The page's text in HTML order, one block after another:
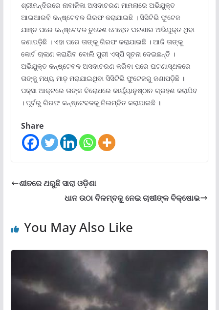
ଶ୍ରୀମନ୍ଦିରରେ ନାବାଳିକା ଅସଦାଚରଣ ମାମଲାରେ ଅଭିଯୁକ୍ତ
ଆଇଆରବି କନ୍ଷ୍ଟେବଳ ଗିରଫ କରାଯାଇଛି । ସିସିଟିଭି ଫୁଟେଜ
ଯାଞ୍ଚ ପରେ କନ୍ଷ୍ଟେବଳ ଚୁକେଶ ମେହେନ ଘଟଣାର ଅଭିଯୁକ୍ତ ଥିବା
ଜଣାପଡ଼ିଛି । ଏହା ପରେ ତାଙ୍କୁ ଗିରଫ କରାଯାଇଛି । ଆଜି ତାଙ୍କୁ
କୋର୍ଟ ଚାଲାଣ କରାଯିବ ବୋଲି ପୁରୀ ଏସ୍ପି ସୂଚନା ଦେଇଛନ୍ତି ।
ଅଭିଯୁକ୍ତ କନ୍ଷ୍ଟେବଳ ଅସଦାଚରଣ କରିବା ପରେ ଘଟଣାସ୍ଥଳରେ
ତାଙ୍କୁ ମଧ୍ୟ ମାଡ଼ ମରାଯାଇଥିବା ସିସିଟିଭି ଫୁଟେଜରୁ ଜଣାପଡ଼ିଛି ।
ପକ୍ସା ଆକ୍ଟରେ ତାଙ୍କ ବିରୋଧରେ କାର୍ୟ୍ୟାନୁଷ୍ଠାନ ଗ୍ରହଣ କରାଯିବ
। ପୂର୍ବରୁ ଗିରଫ କନ୍ଷ୍ଟେବଳକୁ ନିଲମ୍ବିତ କରାଯାଇଛି ।
Share
ଶୀତରେ ଥରୁଛି ସାରା ଓଡ଼ିଶା
ଧାନ ଉଠା ବିଳମ୍ବକୁ ନେଇ ଚାଷୀଙ୍କ ବିକ୍ଷୋଭ
You May Also Like